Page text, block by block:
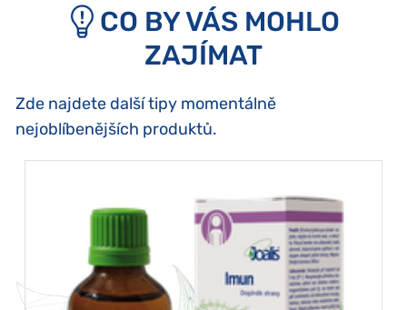
CO BY VÁS MOHLO
ZAJÍMAT
Zde najdete další tipy momentálně
nejoblíbenějších produktů.